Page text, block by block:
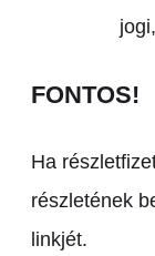
FONTOS!
Ha
részletének
linkjét.